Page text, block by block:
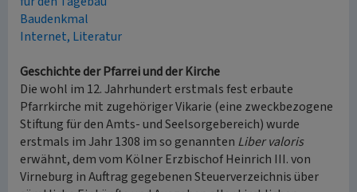
Baudenkmal
Internet, Literatur
Geschichte der Pfarrei und der Kirche
Die wohl im 12. Jahrhundert erstmals fest erbaute
Pfarrkirche mit zugehöriger Vikarie (eine zweckbezogene
Stiftung für den Amts- und Seelsorgebereich) wurde
erstmals im Jahr 1308 im so genannten Liber valoris
erwähnt, dem vom Kölner Erzbischof Heinrich III. von
Virneburg in Auftrag gegebenen Steuerverzeichnis über